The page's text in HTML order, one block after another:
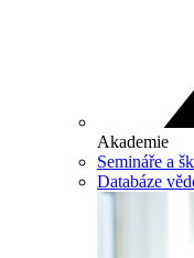
Akademie
Semináře a
Databáze